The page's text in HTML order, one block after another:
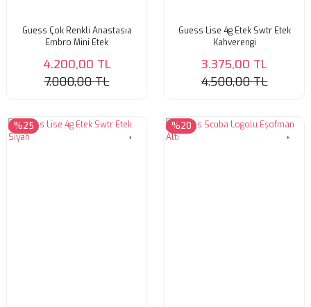
Guess Çok Renkli Anastasıa
Embro Mini Etek
4.200,00 TL
7.000,00 TL
Guess Lise 4g Etek Swtr Etek
Kahverengi
3.375,00 TL
4.500,00 TL
%25 %20